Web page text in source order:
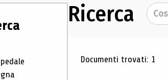
Ricerca Cerca
Risultati
Documenti trovati: 1